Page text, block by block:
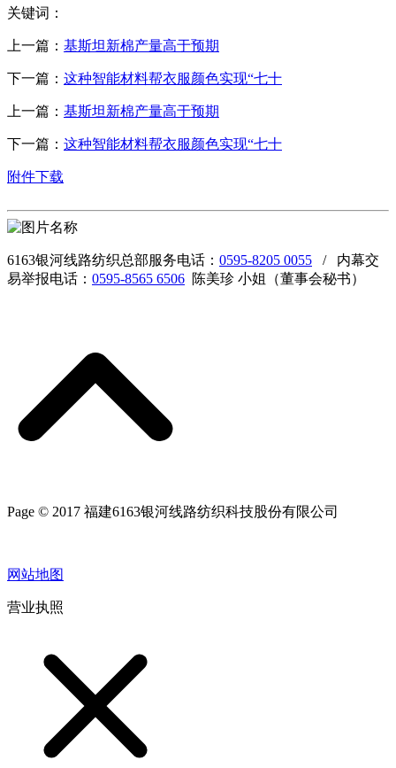
关键词：
上一篇： 基斯坦新棉产量高于预期
下一篇： 这种智能材料帮衣服颜色实现“七十
上一篇： 基斯坦新棉产量高于预期
下一篇： 这种智能材料帮衣服颜色实现“七十
附件下载
6163银河线路纺织总部服务电话： 0595-8205 0055 / 内幕交
易举报电话： 0595-8565 6506 陈美珍 小姐（董事会秘书）
Page © 2017 福建6163银河线路纺织科技股份有限公司
网站地图
营业执照